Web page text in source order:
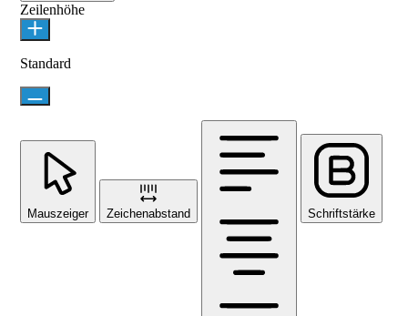
Zeilenhöhe
Standard
Mauszeiger Zeichenabstand Schriftstärke